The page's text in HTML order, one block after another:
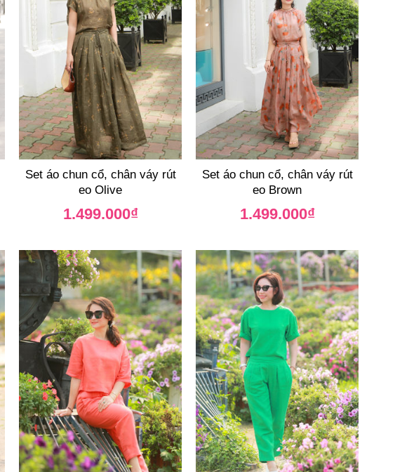
Set áo chun cổ, chân váy rút
eo Olive
1.499.000₫
Set áo chun cổ, chân váy rút
eo Brown
1.499.000₫